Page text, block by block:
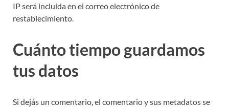
IP será incluida en el correo electrónico de
restablecimiento.
Cuánto tiempo guardamos
tus datos
Si dejás un comentario, el comentario y sus metadatos se